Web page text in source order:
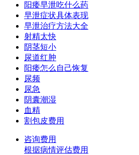
阳痿早泄吃什么药
早泄症状具体表现
早泄治疗方法大全
射精太快
阴茎短小
尿道红肿
阳痿怎么自己恢复
尿频
尿急
阴囊潮湿
血精
割包皮费用
咨询费用
根据病情评估费用